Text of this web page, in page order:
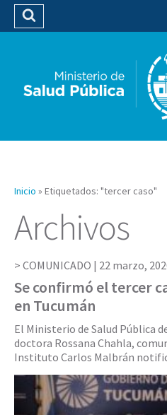
Buscar
Inicio » Etiquetados: "tercer caso"
Archivos
COMUNICADO | 22 marzo,
Se confirmó el tercer
en Tucumán
El Ministerio de Salud Pública
doctora Rossana Chahla,
Instituto Carlos Malbrán